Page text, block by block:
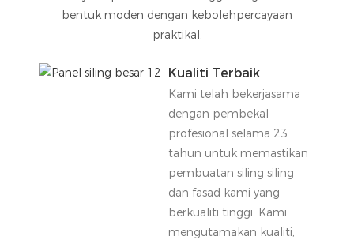
bentuk moden dengan kebolehpercayaan
praktikal.
Kualiti Terbaik
Kami telah bekerjasama
dengan pembekal
profesional selama 23
tahun untuk memastikan
pembuatan siling siling
dan fasad kami yang
berkualiti tinggi. Kami
mengutamakan kualiti,